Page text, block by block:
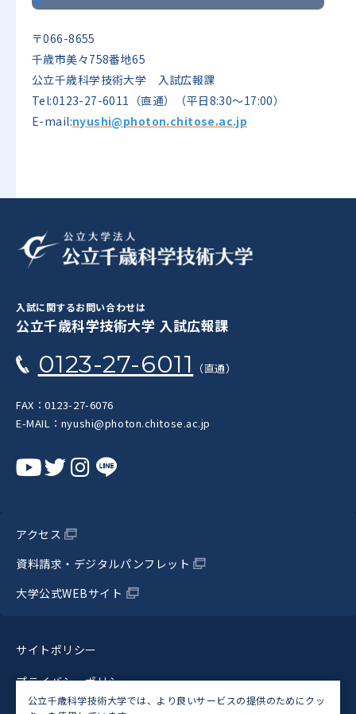
公立千歳科学技術大学では、より良いサービスの提供のためにクッ
〒066-8655
千歳市美々758番地65
公立千歳科学技術大学 入試広報課
Tel:0123-27-6011（直通）（平日8:30～17:00）
E-mail:nyushi@photon.chitose.ac.jp
入試に関するお問い合わせは
公立千歳科学技術大学 入試広報課
0123-27-6011 （直通）
FAX：0123-27-6076
E-MAIL：nyushi@photon.chitose.ac.jp
アクセス
資料請求・デジタルパンフレット
大学公式WEBサイト
サイトポリシー
プライバシーポリシー